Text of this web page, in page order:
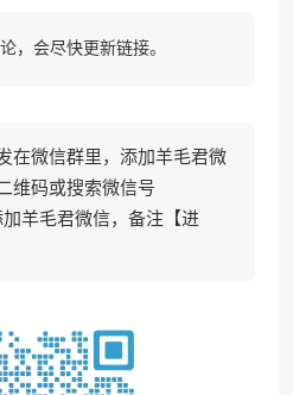
，会尽快更新链接。
在微信群里，添加羊毛君微
维码或搜索微信号
加羊毛君微信，备注【进